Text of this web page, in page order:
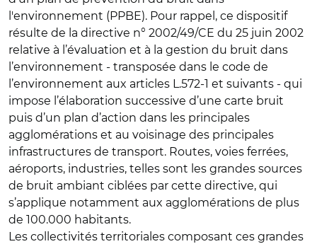
l'environnement (PPBE). Pour rappel, ce dispositif
résulte de la directive n° 2002/49/CE du 25 juin 2002
relative à l’évaluation et à la gestion du bruit dans
l’environnement - transposée dans le code de
l’environnement aux articles L.572-1 et suivants - qui
impose l’élaboration successive d’une carte bruit
puis d’un plan d’action dans les principales
agglomérations et au voisinage des principales
infrastructures de transport. Routes, voies ferrées,
aéroports, industries, telles sont les grandes sources
de bruit ambiant ciblées par cette directive, qui
s’applique notamment aux agglomérations de plus
de 100.000 habitants.
Les collectivités territoriales composant ces grandes